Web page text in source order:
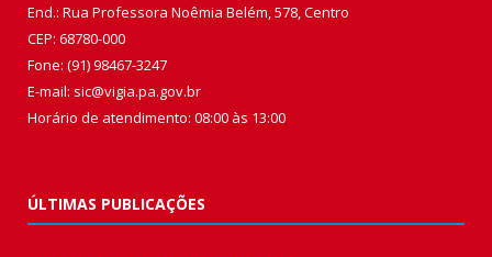
End.: Rua Professora Noêmia Belém, 578, Centro
CEP: 68780-000
Fone: (91) 98467-3247
E-mail: sic@vigia.pa.gov.br
Horário de atendimento: 08:00 às 13:00
ÚLTIMAS PUBLICAÇÕES